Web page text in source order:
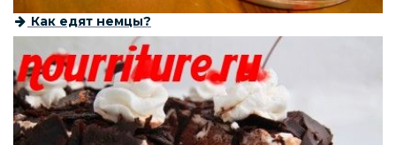
Как едят немцы?